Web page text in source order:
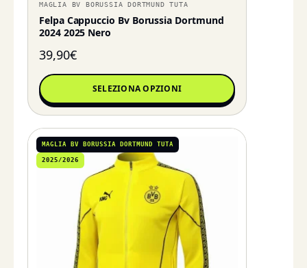
MAGLIA BV BORUSSIA DORTMUND TUTA
Felpa Cappuccio Bv Borussia Dortmund
2024 2025 Nero
39,90€
SELEZIONA OPZIONI
MAGLIA BV BORUSSIA DORTMUND TUTA
2025/2026